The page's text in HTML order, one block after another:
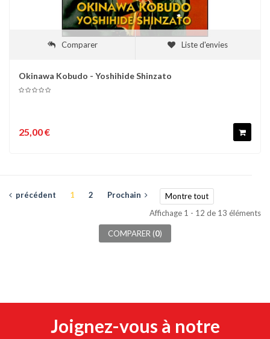
Comparer Liste d'envies
Okinawa Kobudo - Yoshihide Shinzato
25,00 €
précédent 1 2 Prochain
Montre tout
Affichage 1 - 12 de 13 éléments
COMPARER (0)
Joignez-vous à notre